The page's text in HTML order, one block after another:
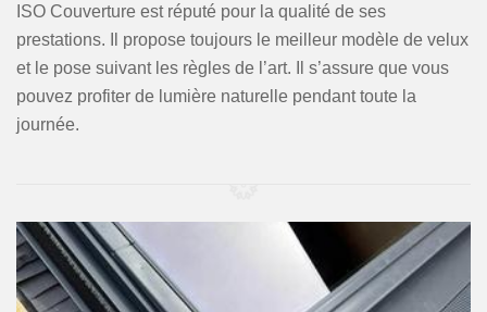
ISO Couverture est réputé pour la qualité de ses
prestations. Il propose toujours le meilleur modèle de velux
et le pose suivant les règles de l’art. Il s’assure que vous
pouvez profiter de lumière naturelle pendant toute la
journée.